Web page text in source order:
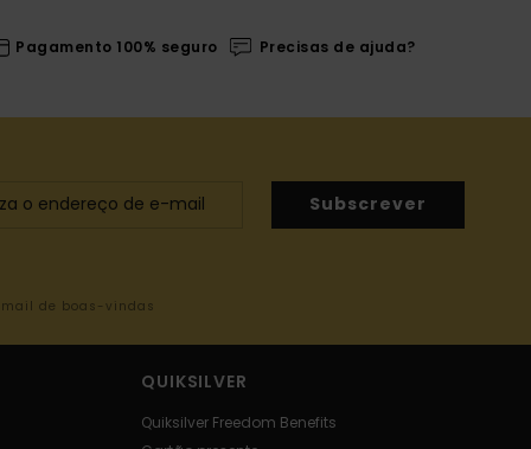
Pagamento 100% seguro Precisas de ajuda?
Subscrever
de boas-vindas
QUIKSILVER
Quiksilver Freedom Benefits